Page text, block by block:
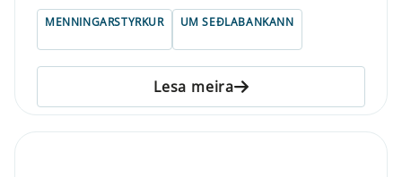
MENNINGARSTYRKUR UM SEÐLABANKANN
Lesa meira